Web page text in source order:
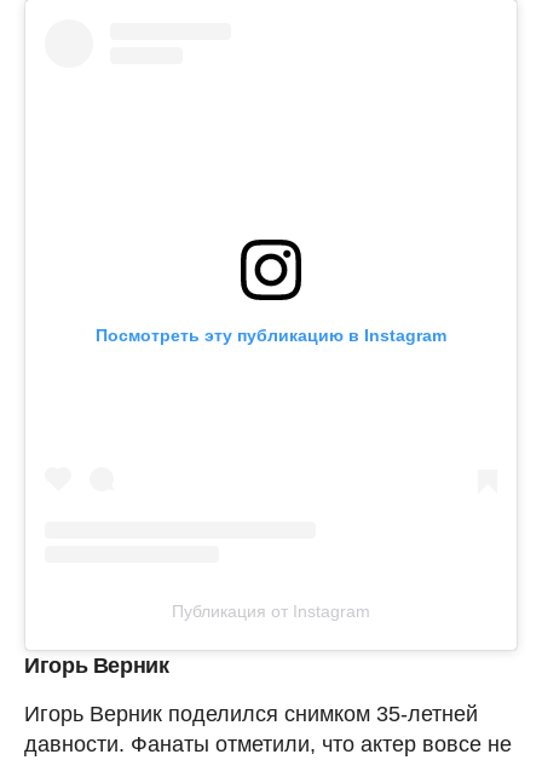
Посмотреть эту публикацию в Instagram
Публикация от Instagram
Игорь Верник
Игорь Верник поделился снимком 35-летней
давности. Фанаты отметили, что актер вовсе не